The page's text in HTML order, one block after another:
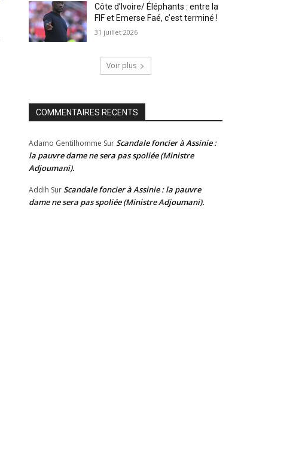
Côte d’Ivoire/ Éléphants : entre la
FIF et Emerse Faé, c’est terminé !
31 juillet 2026
Voir plus
COMMENTAIRES RECENTS
Adamo Gentilhomme SurScandale foncier à Assinie :
la pauvre dame ne sera pas spoliée (Ministre
Adjoumani).
Addih SurScandale foncier à Assinie : la pauvre
dame ne sera pas spoliée (Ministre Adjoumani).